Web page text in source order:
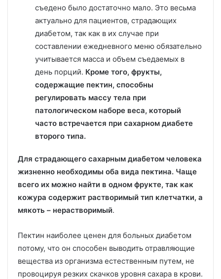
съедено было достаточно мало. Это весьма
актуально для пациентов, страдающих
диабетом, так как в их случае при
составлении ежедневного меню обязательно
учитывается масса и объем съедаемых в
день порций. Кроме того, фрукты,
содержащие пектин, способны
регулировать массу тела при
патологическом наборе веса, который
часто встречается при сахарном диабете
второго типа.
Для страдающего сахарным диабетом человека
жизненно необходимы оба вида пектина. Чаще
всего их можно найти в одном фрукте, так как
кожура содержит растворимый тип клетчатки, а
мякоть – нерастворимый.
Пектин наиболее ценен для больных диабетом
потому, что он способен выводить отравляющие
вещества из организма естественным путем, не
провоцируя резких скачков уровня сахара в крови.